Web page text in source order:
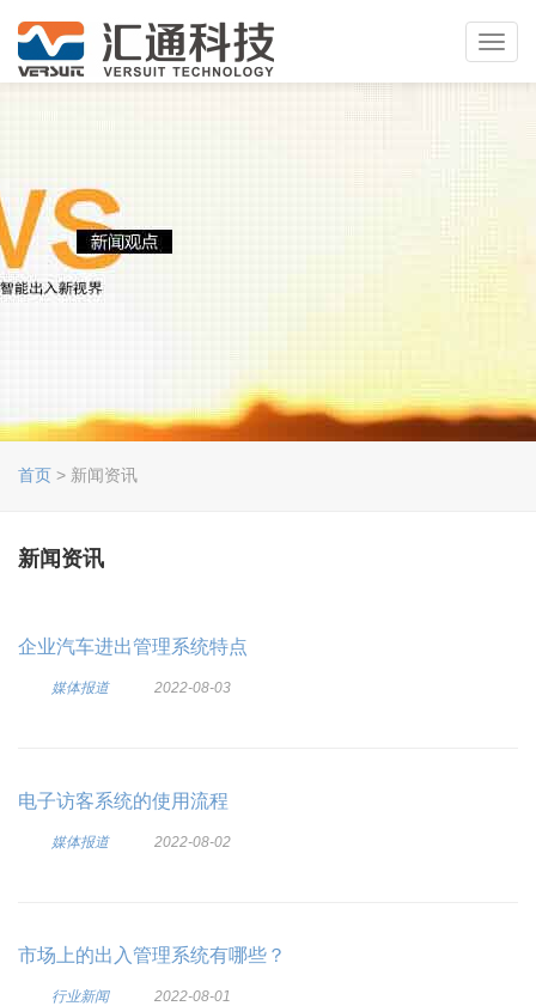
首页 > 新闻资讯
新闻资讯
企业汽车进出管理系统特点
媒体报道 2022-08-03
电子访客系统的使用流程
媒体报道 2022-08-02
市场上的出入管理系统有哪些？
行业新闻 2022-08-01